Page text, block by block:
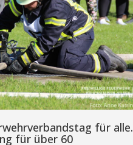
für alle.
für über 60